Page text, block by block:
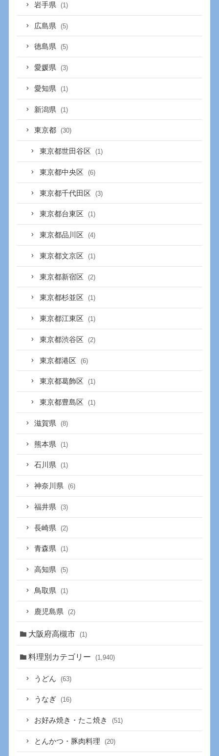
岩手県 (1)
広島県 (5)
徳島県 (5)
愛媛県 (3)
愛知県 (1)
新潟県 (1)
東京都 (30)
東京都世田谷区 (1)
東京都中央区 (6)
東京都千代田区 (3)
東京都台東区 (1)
東京都品川区 (4)
東京都文京区 (1)
東京都新宿区 (2)
東京都杉並区 (1)
東京都江東区 (1)
東京都渋谷区 (2)
東京都港区 (6)
東京都葛飾区 (1)
東京都豊島区 (1)
滋賀県 (8)
熊本県 (1)
石川県 (1)
神奈川県 (6)
福井県 (3)
長崎県 (2)
青森県 (1)
高知県 (5)
鳥取県 (1)
鹿児島県 (2)
大阪府高槻市 (1)
料理別カテゴリー (1,940)
うどん (63)
うなぎ (16)
お好み焼き・たこ焼き (51)
とんかつ・豚肉料理 (20)